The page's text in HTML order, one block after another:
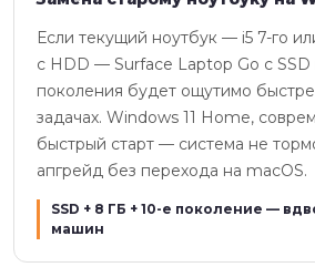
Если текущий ноутбук — i5 7-го
с HDD — Surface Laptop Go с SSD
поколения будет ощутимо
задачах. Windows 11 Home,
быстрый старт — система не
апгрейд без перехода на macOS.
SSD + 8 ГБ + 10-е поколение —
машин